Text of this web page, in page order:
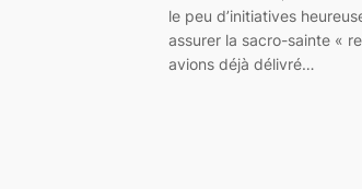
le peu d’initiatives
assurer la sacro-sainte «
avions déjà délivré…